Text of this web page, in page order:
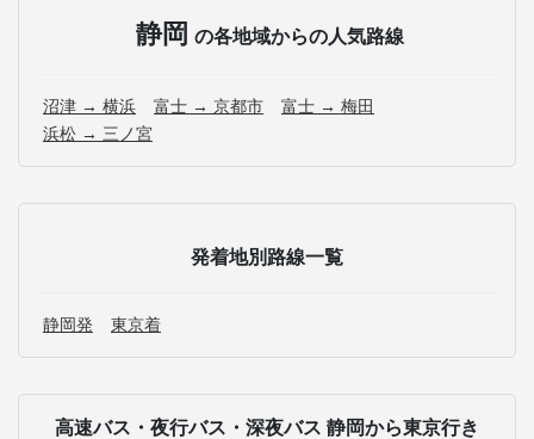
静岡 の各地域からの人気路線
沼津 → 横浜 富士 → 京都市
富士 → 梅田
浜松 → 三ノ宮
発着地別路線一覧
静岡発 東京着
高速バス・夜行バス・深夜バス 静岡から東京行き